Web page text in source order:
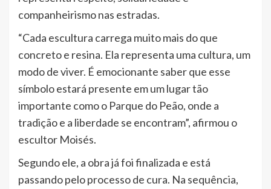
companheirismo nas estradas.
“Cada escultura carrega muito mais do que
concreto e resina. Ela representa uma cultura, um
modo de viver. É emocionante saber que esse
símbolo estará presente em um lugar tão
importante como o Parque do Peão, onde a
tradição e a liberdade se encontram”, afirmou o
escultor Moisés.
Segundo ele, a obra já foi finalizada e está
passando pelo processo de cura. Na sequência,